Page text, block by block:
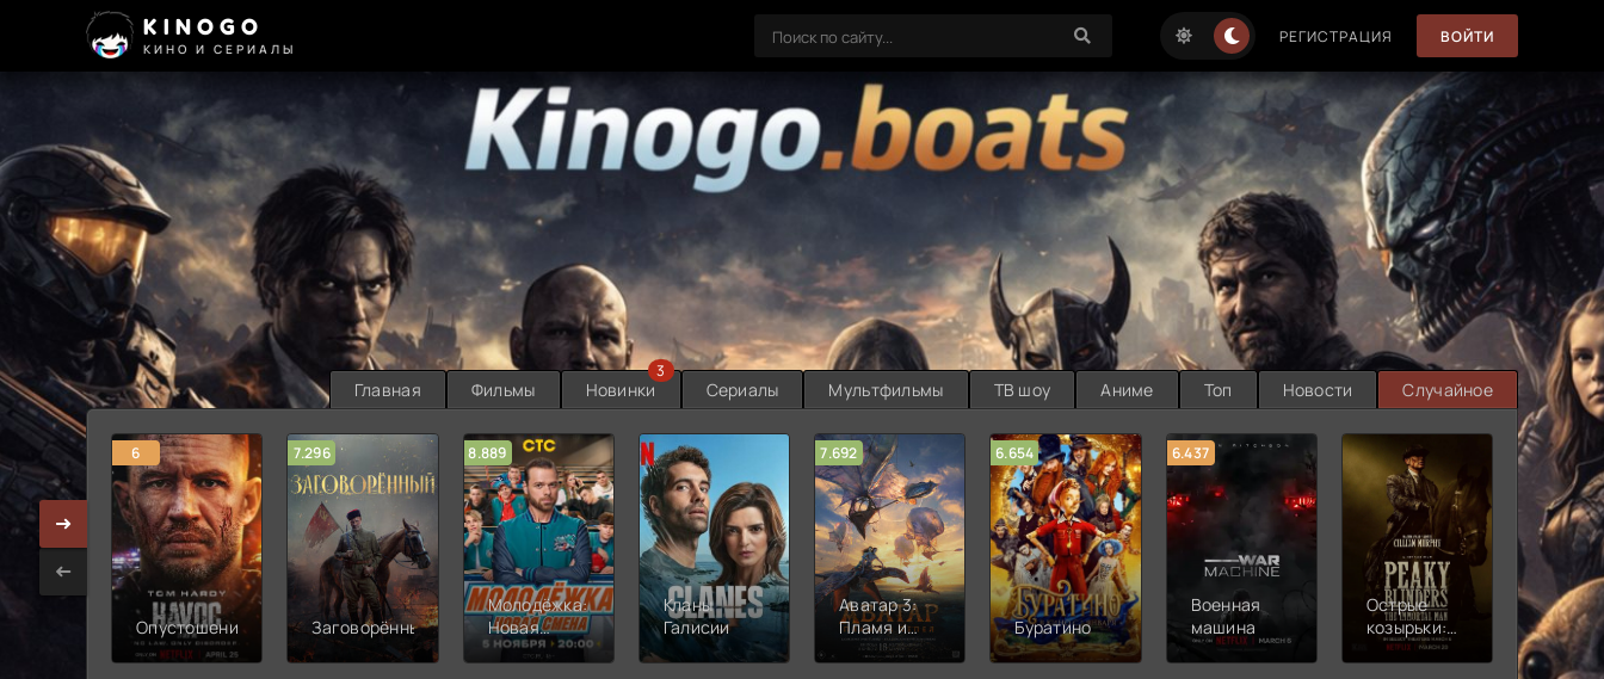
KINOGO
КИНО И СЕРИАЛЫ
РЕГИСТРАЦИЯ ВОЙТИ
Главная Фильмы Новинки
3
Сериалы Мультфильмы ТВ шоу Аниме Топ Новости Случайное
6
Опустошение
7.296
Заговорённый
8.889
Молодёжка:
Новая
смена
Кланы
Галисии
7.692
Аватар 3:
Пламя и
пепел
6.654
Буратино
6.437
Военная
машина
Острые
козырьки:
Бессмертный
7.187
2